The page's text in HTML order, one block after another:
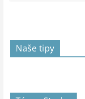
Naše tipy